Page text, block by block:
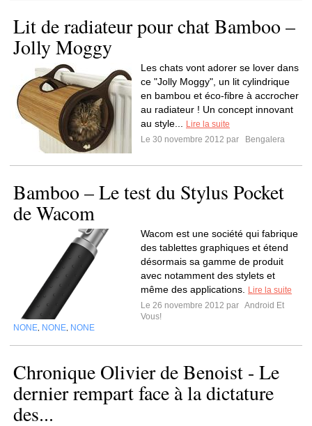
Lit de radiateur pour chat Bamboo –
Jolly Moggy
Les chats vont adorer se lover dans
ce "Jolly Moggy", un lit cylindrique
en bambou et éco-fibre à accrocher
au radiateur ! Un concept innovant
au style...
Lire la suite
Le 30 novembre 2012 par
Bengalera
Bamboo – Le test du Stylus Pocket
de Wacom
Wacom est une société qui fabrique
des tablettes graphiques et étend
désormais sa gamme de produit
avec notamment des stylets et
même des applications.
Lire la suite
Le 26 novembre 2012 par Android Et
Vous!
NONE NONE NONE
Chronique Olivier de Benoist - Le
dernier rempart face à la dictature
des...